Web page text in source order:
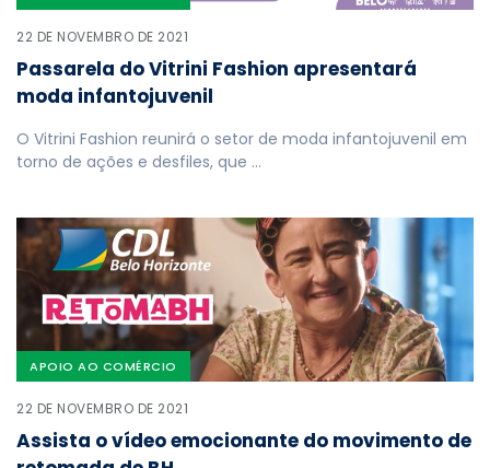
22 DE NOVEMBRO DE 2021
Passarela do Vitrini Fashion apresentará
moda infantojuvenil
O Vitrini Fashion reunirá o setor de moda infantojuvenil em
torno de ações e desfiles, que …
APOIO AO COMÉRCIO
22 DE NOVEMBRO DE 2021
Assista o vídeo emocionante do movimento de